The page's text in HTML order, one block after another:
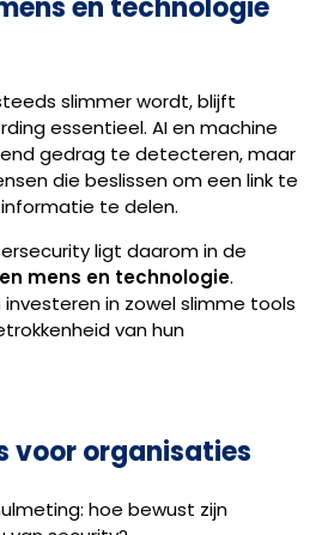
en technologie
slimmer wordt, blijft
essentieel. AI en machine
gedrag te detecteren, maar
die beslissen om een link te
te delen.
ligt daarom in de
mens en technologie.
in zowel slimme tools
van hun
voor organisaties
hoe bewust zijn